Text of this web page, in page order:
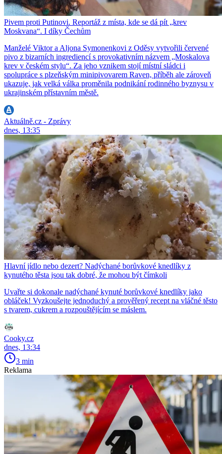
Pivem proti Putinovi. Reportáž z místa, kde se dá pít „krev
Moskvana“. I díky Čechům
Manželé Viktor a Aljona Symonenkovi z Oděsy vytvořili červené
pivo z bizarních ingrediencí s provokativním názvem „Moskalova
krev v českém stylu“. Za jeho vznikem stojí místní sládci i
spolupráce s plzeňským minipivovarem Raven, příběh ale zároveň
ukazuje, jak velká válka proměnila podnikání rodinného byznysu v
ukrajinském přístavním městě.
Aktuálně.cz - Zprávy
dnes, 13:35
Hlavní jídlo nebo dezert? Nadýchané borůvkové knedlíky z
kynutého těsta jsou tak dobré, že mohou být čímkoli
Uvařte si dokonale nadýchané kynuté borůvkové knedlíky jako
obláček! Vyzkoušejte jednoduchý a prověřený recept na vláčné těsto
s tvarem, cukrem a rozpouštějícím se máslem.
Cooky.cz
dnes, 13:34
3 min
Reklama